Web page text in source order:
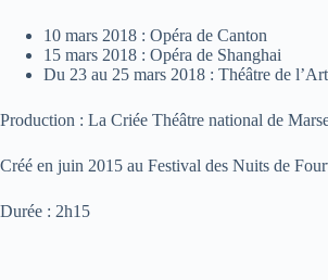
10 mars 2018 : Opéra de Canton
15 mars 2018 : Opéra de Shanghai
Du 23 au 25 mars 2018 : Théâtre de
Production : La Criée Théâtre national de
Créé en juin 2015 au Festival des Nuits de
Durée : 2h15